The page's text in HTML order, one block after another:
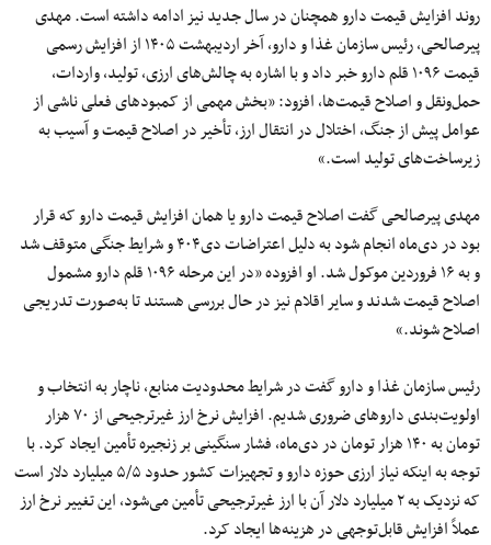
روند افزایش قیمت دارو همچنان در سال جدید نیز ادامه داشته است. مهدی
پیرصالحی، رئیس سازمان غذا و دارو، آخر اردیبهشت ۱۴۰۵ از افزایش رسمی
قیمت ۱۰۹۶ قلم دارو خبر داد و با اشاره به چالش‌های ارزی، تولید، واردات،
حمل‌ونقل و اصلاح قیمت‌ها، افزود: «بخش مهمی از کمبودهای فعلی ناشی از
عوامل پیش از جنگ، اختلال در انتقال ارز، تأخیر در اصلاح قیمت و آسیب به
زیرساخت‌های تولید است.»
مهدی پیرصالحی گفت اصلاح قیمت دارو یا همان افزایش قیمت دارو که قرار
بود در دی‌ماه انجام شود به دلیل اعتراضات دی۴۰۴ و شرایط جنگی متوقف شد
و به ۱۶ فروردین موکول شد. او افزوده «در این مرحله ۱۰۹۶ قلم دارو مشمول
اصلاح قیمت شدند و سایر اقلام نیز در حال بررسی هستند تا به‌صورت تدریجی
اصلاح شوند.»
رئیس سازمان غذا و دارو گفت در شرایط محدودیت منابع، ناچار به انتخاب و
اولویت‌بندی داروهای ضروری شدیم. افزایش نرخ ارز غیرترجیحی از ۷۰ هزار
تومان به ۱۴۰ هزار تومان در دی‌ماه، فشار سنگینی بر زنجیره تأمین ایجاد کرد. با
توجه به اینکه نیاز ارزی حوزه دارو و تجهیزات کشور حدود ۵/۵ میلیارد دلار است
که نزدیک به ۲ میلیارد دلار آن با ارز غیرترجیحی تأمین می‌شود، این تغییر نرخ ارز
عملاً افزایش قابل‌توجهی در هزینه‌ها ایجاد کرد.